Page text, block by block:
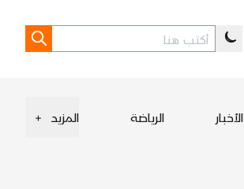
الأخبار الرياضة المزيد +